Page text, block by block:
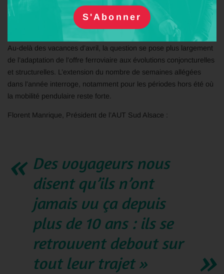
particulier les nouveaux venus. À terme, cela pourrait
conduire certains à revenir vers la voiture, faute de
conditions de transport satisfaisantes.
Au-delà des vacances d’avril, la question se pose plus largement
de l’adaptation de l’offre ferroviaire aux évolutions conjoncturelles
et structurelles. L’extension du nombre de semaines allégées
dans l’année interroge, notamment pour les périodes hors été où
la mobilité pendulaire reste forte.
Florent Manrique, Président de l’AUT Sud Alsace :
Des voyageurs nous
disent qu’ils n’ont
jamais vu ça depuis
plus de 10 ans : ils se
retrouvent debout sur
tout leur trajet »